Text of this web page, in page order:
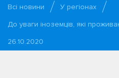
Всі новини
У регіонах
До уваги іноземців, які
26.10.2020